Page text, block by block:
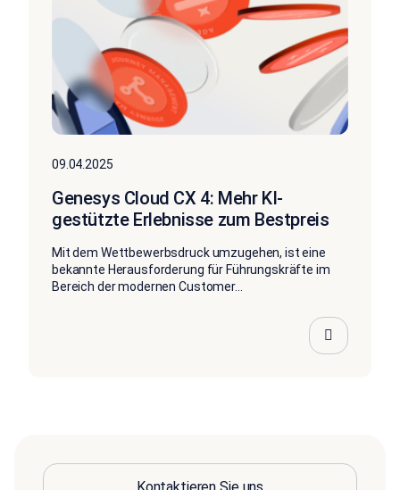
09.04.2025
Genesys Cloud CX 4: Mehr KI-
gestützte Erlebnisse zum Bestpreis
Mit dem Wettbewerbsdruck umzugehen, ist eine
bekannte Herausforderung für Führungskräfte im
Bereich der modernen Customer...